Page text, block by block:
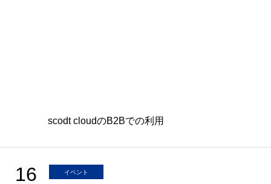
scodt cloudのB2Bでの利用
16 イベント